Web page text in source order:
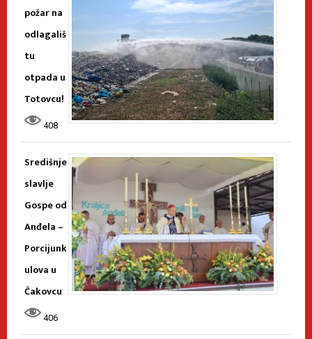
požar na
odlagališ
tu
otpada u
Totovcu!
408
Središnje
slavlje
Gospe od
Anđela –
Porcijunk
ulova u
Čakovcu
406